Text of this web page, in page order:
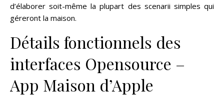
d’élaborer soit-même la plupart des scenarii simples qui
géreront la maison.
Détails fonctionnels des
interfaces Opensource –
App Maison d’Apple